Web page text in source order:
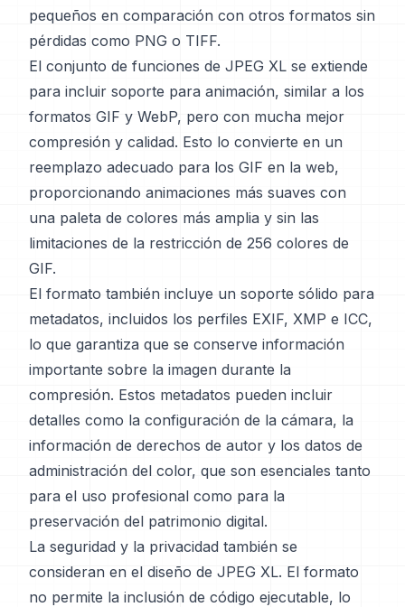
pequeños en comparación con otros formatos sin
pérdidas como PNG o TIFF.
El conjunto de funciones de JPEG XL se extiende
para incluir soporte para animación, similar a los
formatos GIF y WebP, pero con mucha mejor
compresión y calidad. Esto lo convierte en un
reemplazo adecuado para los GIF en la web,
proporcionando animaciones más suaves con
una paleta de colores más amplia y sin las
limitaciones de la restricción de 256 colores de
GIF.
El formato también incluye un soporte sólido para
metadatos, incluidos los perfiles EXIF, XMP e ICC,
lo que garantiza que se conserve información
importante sobre la imagen durante la
compresión. Estos metadatos pueden incluir
detalles como la configuración de la cámara, la
información de derechos de autor y los datos de
administración del color, que son esenciales tanto
para el uso profesional como para la
preservación del patrimonio digital.
La seguridad y la privacidad también se
consideran en el diseño de JPEG XL. El formato
no permite la inclusión de código ejecutable, lo